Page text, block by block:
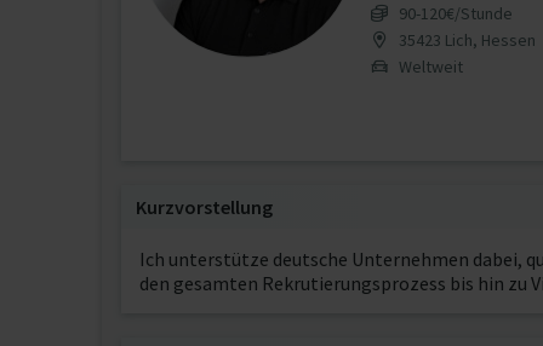
90‐120€/Stunde
35423 Lich, Hessen
Weltweit
Kurzvorstellung
Ich unterstütze deutsche Unternehmen dabei,
den gesamten Rekrutierungsprozess bis hin zu